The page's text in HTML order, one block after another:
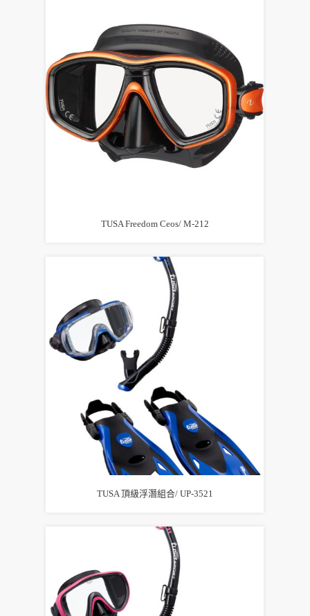
TUSA Freedom Ceos/ M-212
TUSA 頂級浮潛組合/ UP-3521